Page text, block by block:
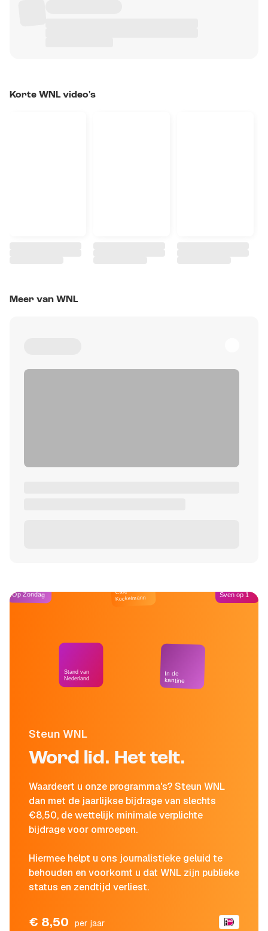
Korte WNL video's
Meer van WNL
Steun WNL
Word lid. Het telt.
Waardeert u onze programma's? Steun WNL
dan met de jaarlijkse bijdrage van slechts
€8,50, de wettelijk minimale verplichte
bijdrage voor omroepen.
Hiermee helpt u ons journalistieke geluid te
behouden en voorkomt u dat WNL zijn publieke
status en zendtijd verliest.
€ 8,50 per jaar
Op Zondag
Stand van
Nederland
Café
Kockelmann
In de
kantine
Sven op 1